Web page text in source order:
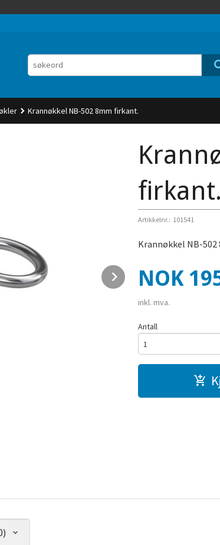
Krannøkkel NB-502 8mm firkant.
Next
firkant.
Artikkelnr.: 101541
Krannøkkel NB-
Pris
NOK
inkl. mva.
Antall